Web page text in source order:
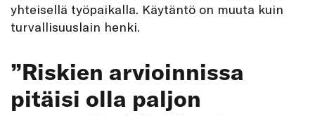
yhteisellä työpaikalla. Käytäntö on muuta kuin
turvallisuuslain henki.
”Riskien arvioinnissa
pitäisi olla paljon